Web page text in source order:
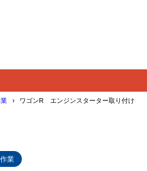
ワゴンR エンジンスターター取り付け
業